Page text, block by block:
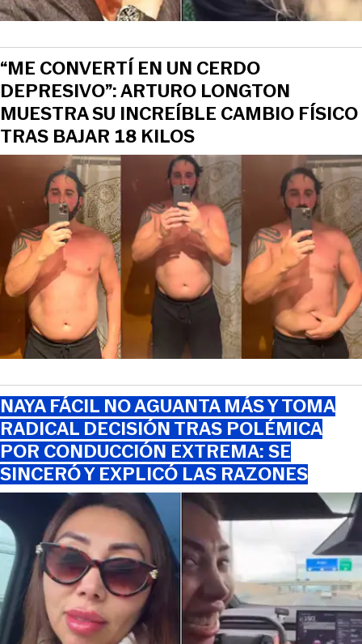
“ME CONVERTÍ EN UN CERDO
DEPRESIVO”: ARTURO LONGTON
MUESTRA SU INCREÍBLE CAMBIO FÍSICO
TRAS BAJAR 18 KILOS
NAYA FÁCIL NO AGUANTA MÁS Y TOMA
RADICAL DECISIÓN TRAS POLÉMICA
POR CONDUCCIÓN EXTREMA: SE
SINCERÓ Y EXPLICÓ LAS RAZONES